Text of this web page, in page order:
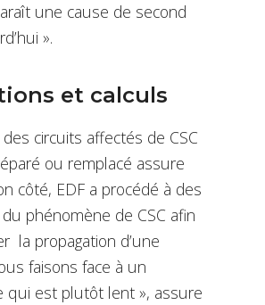
une cause de second
».
et calculs
des circuits affectés de CSC
ou remplacé assure
côté, EDF a procédé à des
phénomène de CSC afin
la propagation d’une
faisons face à un
qui est plutôt lent », assure